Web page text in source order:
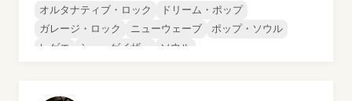
オルタナティブ・ロック
ドリーム・ポップ
ガレージ・ロック
ニューウェーブ
ポップ・ソウル
レゲエ
シューゲイザー ソウル